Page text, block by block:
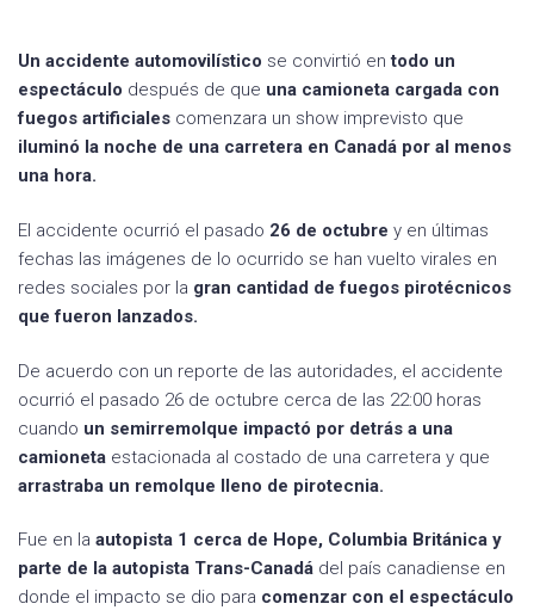
Un accidente automovilístico se convirtió entodo un
espectáculo después de que una camioneta cargada con
fuegos artificiales comenzara un show imprevisto que
iluminó la noche de una carretera en Canadá por al menos
una hora.
El accidente ocurrió el pasado 26 de octubre y en últimas
fechas las imágenes de lo ocurrido se han vuelto virales en
redes sociales por la gran cantidad de fuegos pirotécnicos
que fueron lanzados.
De acuerdo con un reporte de las autoridades, el accidente
ocurrió el pasado 26 de octubre cerca de las 22:00 horas
cuando un semirremolque impactó por detrás a una
camioneta estacionada al costado de una carretera y que
arrastraba un remolque lleno de pirotecnia.
Fue en la autopista 1 cerca de Hope, Columbia Británica y
parte de la autopista Trans-Canadá del país canadiense en
donde el impacto se dio para comenzar con el espectáculo